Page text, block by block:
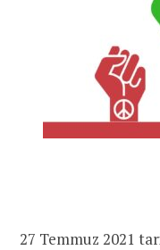
27 Temmuz 2021